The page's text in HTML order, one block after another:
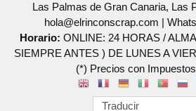
Las Palmas de Gran Canaria, Las
hola@elrinconscrap.com |
Horario: ONLINE: 24 HORAS /
SIEMPRE ANTES ) DE LUNES A
(*) Precios con